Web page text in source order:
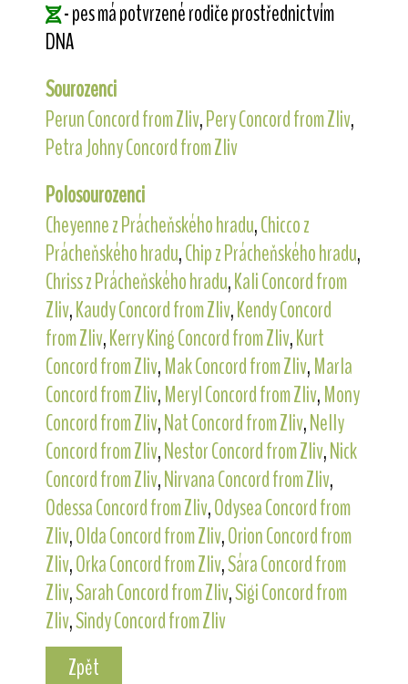
- pes má potvrzené rodiče prostřednictvím
DNA
Sourozenci
Perun Concord from Zliv,Pery Concord from Zliv,
Petra Johny Concord from Zliv
Polosourozenci
Cheyenne z Prácheňského hradu,Chicco z
Prácheňského hradu,Chip z Prácheňského hradu,
Chriss z Prácheňského hradu,Kali Concord from
Zliv,Kaudy Concord from Zliv,Kendy Concord
from Zliv,Kerry King Concord from Zliv,Kurt
Concord from Zliv,Mak Concord from Zliv,Marla
Concord from Zliv,Meryl Concord from Zliv,Mony
Concord from Zliv,Nat Concord from Zliv,Nelly
Concord from Zliv,Nestor Concord from Zliv,Nick
Concord from Zliv,Nirvana Concord from Zliv,
Odessa Concord from Zliv,Odysea Concord from
Zliv,Olda Concord from Zliv,Orion Concord from
Zliv,Orka Concord from Zliv,Sára Concord from
Zliv,Sarah Concord from Zliv,Sigi Concord from
Zliv,Sindy Concord from Zliv
Zpět